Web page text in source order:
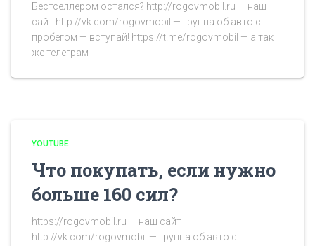
Бестселлером остался? http://rogovmobil.ru — наш
сайт http://vk.com/rogovmobil — группа об авто с
пробегом — вступай! https://t.me/rogovmobil — а так
же телеграм
YOUTUBE
Что покупать, если нужно
больше 160 сил?
https://rogovmobil.ru — наш сайт
http://vk.com/rogovmobil — группа об авто с